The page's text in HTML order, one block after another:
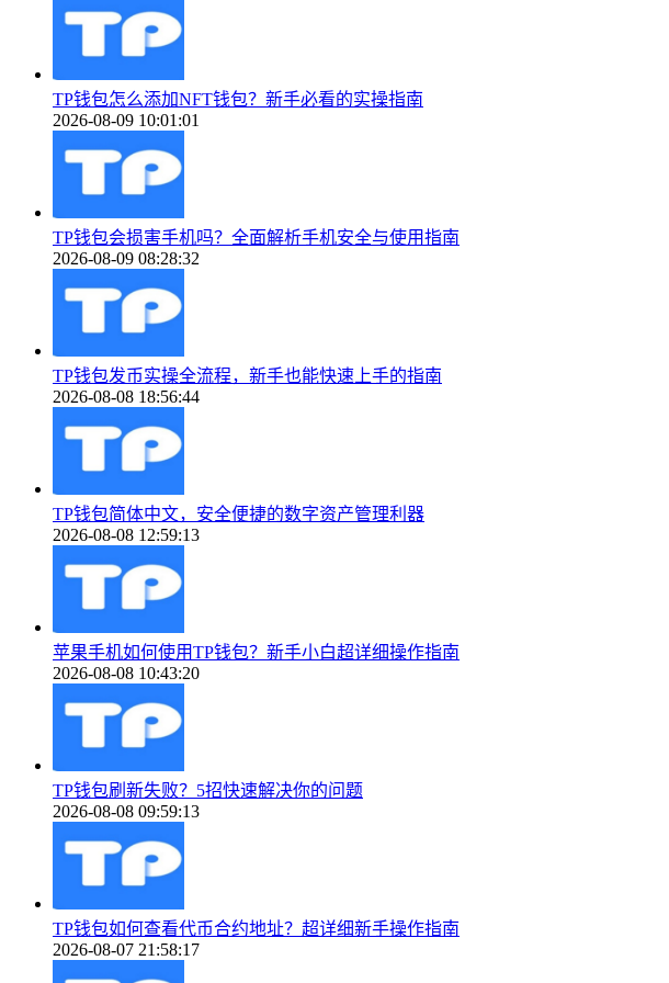
TP钱包怎么添加NFT钱包？新手必看的实操指南
2026-08-09 10:01:01
TP钱包会损害手机吗？全面解析手机安全与使用指南
2026-08-09 08:28:32
TP钱包发币实操全流程，新手也能快速上手的指南
2026-08-08 18:56:44
TP钱包简体中文，安全便捷的数字资产管理利器
2026-08-08 12:59:13
苹果手机如何使用TP钱包？新手小白超详细操作指南
2026-08-08 10:43:20
TP钱包刷新失败？5招快速解决你的问题
2026-08-08 09:59:13
TP钱包如何查看代币合约地址？超详细新手操作指南
2026-08-07 21:58:17